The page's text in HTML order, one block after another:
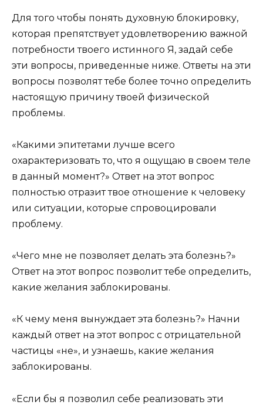
Для того чтобы понять духовную блокировку,
которая препятствует удовлетворению важной
потребности твоего истинного Я, задай себе
эти вопросы, приведенные ниже. Ответы на эти
вопросы позволят тебе более точно определить
настоящую причину твоей физической
проблемы.
«Какими эпитетами лучше всего
охарактеризовать то, что я ощущаю в своем теле
в данный момент?» Ответ на этот вопрос
полностью отразит твое отношение к человеку
или ситуации, которые спровоцировали
проблему.
«Чего мне не позволяет делать эта болезнь?»
Ответ на этот вопрос позволит тебе определить,
какие желания заблокированы.
«К чему меня вынуждает эта болезнь?» Начни
каждый ответ на этот вопрос с отрицательной
частицы «не», и узнаешь, какие желания
заблокированы.
«Если бы я позволил себе реализовать эти